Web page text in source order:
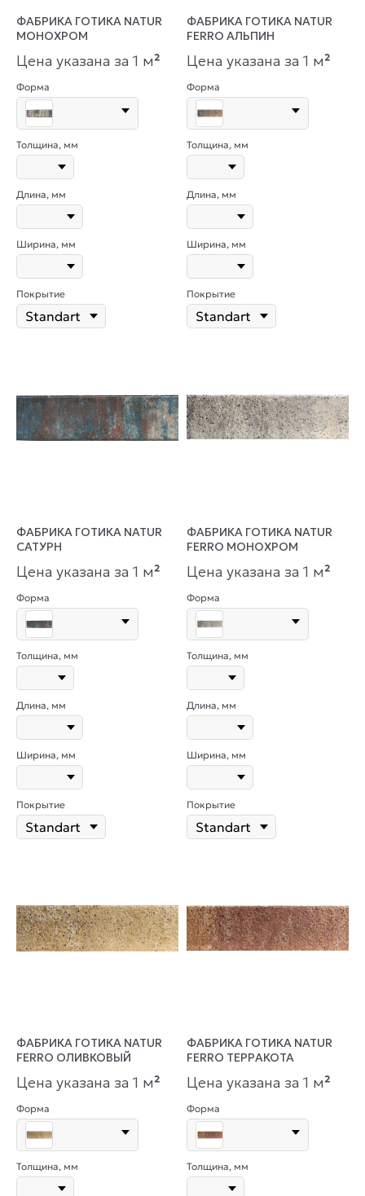
ФАБРИКА ГОТИКА NATUR
МОНОХРОМ
Цена указана за 1 м²
Форма
Толщина, мм
Длина, мм
Ширина, мм
Покрытие
ФАБРИКА ГОТИКА NATUR
FERRO АЛЬПИН
Цена указана за 1 м²
Форма
Толщина, мм
Длина, мм
Ширина, мм
Покрытие
ФАБРИКА ГОТИКА NATUR
САТУРН
Цена указана за 1 м²
Форма
Толщина, мм
Длина, мм
Ширина, мм
Покрытие
ФАБРИКА ГОТИКА NATUR
FERRO МОНОХРОМ
Цена указана за 1 м²
Форма
Толщина, мм
Длина, мм
Ширина, мм
Покрытие
ФАБРИКА ГОТИКА NATUR
FERRO ОЛИВКОВЫЙ
Цена указана за 1 м²
Форма
Толщина, мм
ФАБРИКА ГОТИКА NATUR
FERRO ТЕРРАКОТА
Цена указана за 1 м²
Форма
Толщина, мм